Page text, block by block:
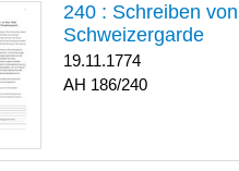
240 : Schreiben
Schweizergarde
19.11.1774
186/240